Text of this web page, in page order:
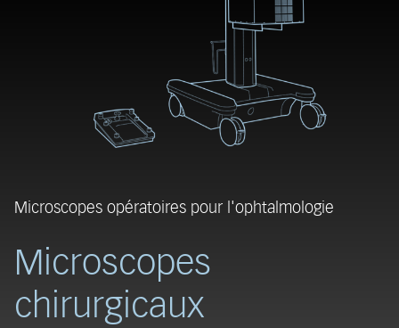
Microscopes opératoires pour l'ophtalmologie
Microscopes
chirurgicaux